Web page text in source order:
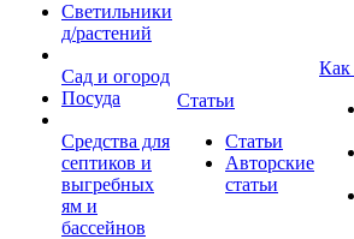
Светильники
д/растений
Сад и огород
Посуда
Средства для
септиков и
выгребных
ям и
бассейнов
Статьи
Статьи
Авторские
статьи
Как